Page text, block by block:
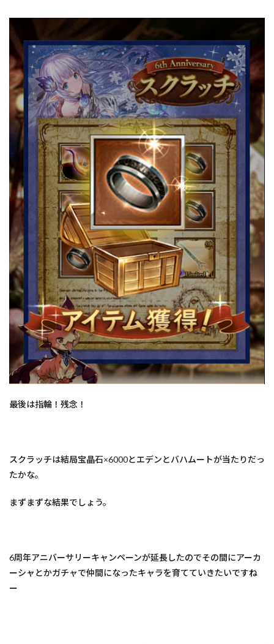
最後は指輪！残念！
スクラッチは結局宝晶石×6000とエデンとバハムートが当たりだっ
たかな。
まずまずな結果でしょう。
6周年アニバーサリーキャンペーンが延長したのでその間にアーカ
ーシャとかガチャで仲間になったキャラを育てていきたいですね
ー